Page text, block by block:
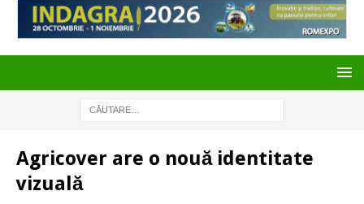
Agricover are o nouă identitate
vizuală